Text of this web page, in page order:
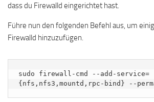
dass du Firewalld eingerichtet hast.
Führe nun den folgenden Befehl aus, um
Firewalld hinzuzufügen.
sudo firewall-cmd --add-service=
{nfs,nfs3,mountd,rpc-bind} --